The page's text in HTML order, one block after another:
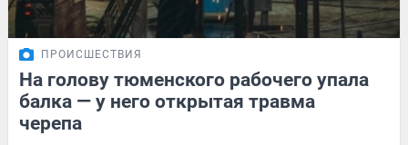
ПРОИСШЕСТВИЯ
На голову тюменского рабочего упала
балка — у него открытая травма
черепа